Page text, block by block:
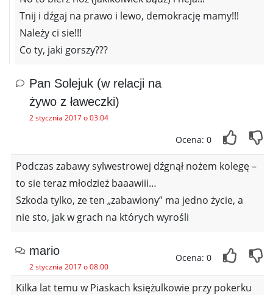
Tnij i dźgaj na prawo i lewo, demokrację mamy!!!
Należy ci sie!!!
Co ty, jaki gorszy???
Pan Solejuk (w relacji na
żywo z ławeczki)
2 stycznia 2017 o 03:04
Ocena: 0
Podczas zabawy sylwestrowej dźgnął nożem kolegę –
to sie teraz młodzież baaawiii…
Szkoda tylko, ze ten „zabawiony” ma jedno życie, a
nie sto, jak w grach na których wyrośli
mario
2 stycznia 2017 o 08:00
Ocena: 0
Kilka lat temu w Piaskach księżulkowie przy pokerku